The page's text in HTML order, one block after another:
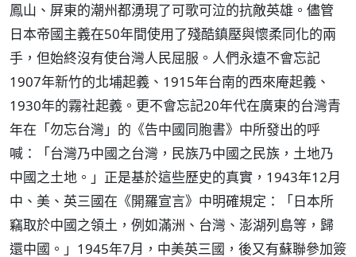
鳳山、屏東的潮州都湧現了可歌可泣的抗敵英雄。儘管
日本帝國主義在50年間使用了殘酷鎮壓與懷柔同化的兩
手，但始終沒有使台灣人民屈服。人們永遠不會忘記
1907年新竹的北埔起義、1915年台南的西來庵起義、
1930年的霧社起義。更不會忘記20年代在廣東的台灣青
年在「勿忘台灣」的《告中國同胞書》中所發出的呼
喊：「台灣乃中國之台灣，民族乃中國之民族，土地乃
中國之土地。」正是基於這些歷史的真實，1943年12月
中、美、英三國在《開羅宣言》中明確規定：「日本所
竊取於中國之領土，例如滿洲、台灣、澎湖列島等，歸
還中國。」1945年7月，中美英三國，後又有蘇聯參加簽